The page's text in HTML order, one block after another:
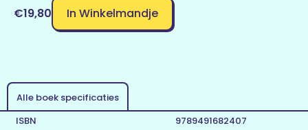
€19,80 In Winkelmandje
Alle boek specificaties
ISBN
9789491682407